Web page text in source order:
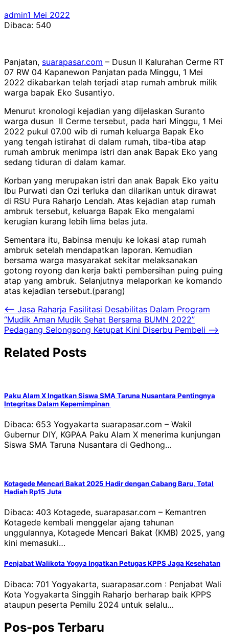
admin1 Mei 2022
Dibaca: 540
Panjatan, suarapasar.com – Dusun II Kalurahan Cerme RT
07 RW 04 Kapanewon Panjatan pada Minggu, 1 Mei
2022 dikabarkan telah terjadi atap rumah ambruk milik
warga bapak Eko Susantiyo.
Menurut kronologi kejadian yang dijelaskan Suranto
warga dusun II Cerme tersebut, pada hari Minggu, 1 Mei
2022 pukul 07.00 wib di rumah keluarga Bapak Eko
yang tengah istirahat di dalam rumah, tiba-tiba atap
rumah ambruk menimpa istri dan anak Bapak Eko yang
sedang tiduran di dalam kamar.
Korban yang merupakan istri dan anak Bapak Eko yaitu
Ibu Purwati dan Ozi terluka dan dilarikan untuk dirawat
di RSU Pura Raharjo Lendah. Atas kejadian atap rumah
ambruk tersebut, keluarga Bapak Eko mengalami
kerugian kurang lebih lima belas juta.
Sementara itu, Babinsa menuju ke lokasi atap rumah
ambruk setelah mendapatkan laporan. Kemudian
bersama warga masyarakat sekitar melaksanakan
gotong royong dan kerja bakti pembersihan puing puing
atap yang ambruk. Selanjutnya melaporkan ke komando
atas kejadian tersebut.(parang)
Navigasi
pos
⟵ Jasa Raharja Fasilitasi Desabilitas Dalam Program
“Mudik Aman Mudik Sehat Bersama BUMN 2022”
Pedagang Selongsong Ketupat Kini Diserbu Pembeli ⟶
Related Posts
Paku Alam X Ingatkan Siswa SMA Taruna Nusantara Pentingnya
Integritas Dalam Kepemimpinan
Dibaca: 653 Yogyakarta suarapasar.com – Wakil
Gubernur DIY, KGPAA Paku Alam X menerima kunjungan
Siswa SMA Taruna Nusantara di Gedhong…
Kotagede Mencari Bakat 2025 Hadir dengan Cabang Baru, Total
Hadiah Rp15 Juta
Dibaca: 403 Kotagede, suarapasar.com – Kemantren
Kotagede kembali menggelar ajang tahunan
unggulannya, Kotagede Mencari Bakat (KMB) 2025, yang
kini memasuki…
Penjabat Walikota Yogya Ingatkan Petugas KPPS Jaga Kesehatan
Dibaca: 701 Yogyakarta, suarapasar.com : Penjabat Wali
Kota Yogyakarta Singgih Raharjo berharap baik KPPS
ataupun peserta Pemilu 2024 untuk selalu…
Pos-pos Terbaru